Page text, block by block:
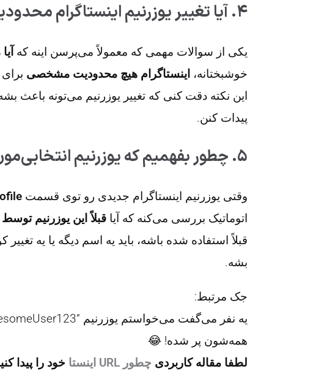
۴. آیا تغییر یوزرنیم اینستاگرام محدودیتی داره؟ ⚠️🚧
یکی از سوالات مهمی که معمولاً می‌پرسن اینه که
خوشبختانه، اینستاگرام هیچ محدودیت مشخصی برای
این نکته دقت کنی که تغییر یوزرنیم می‌تونه باعث
پیدات کنن.
۵. چطور بفهمیم که یوزرنیم انتخابی‌مون آزاد هست یا نه؟ 🔍
وقتی یوزرنیم اینستاگرام جدیدی رو توی قسمت
اتوماتیک بررسی می‌کنه که آیا قبلاً این یوزرنیم
قبلاً استفاده شده باشه، باید یه اسم دیگه یا یه
بشه.
جک مرتبط:
همه‌شون پر شده! 😂
لطفا مقاله کاربردی چطور URL اینستا خود را پیدا